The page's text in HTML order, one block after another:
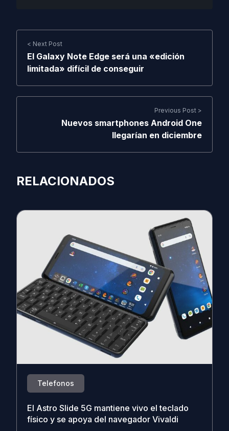
< Next Post
El Galaxy Note Edge será una «edición
limitada» difícil de conseguir
Previous Post >
Nuevos smartphones Android One
llegarían en diciembre
RELACIONADOS
Telefonos
El Astro Slide 5G mantiene vivo el teclado
físico y se apoya del navegador Vivaldi